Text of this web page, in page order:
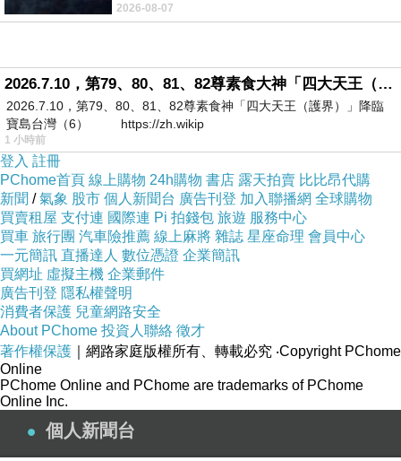
★保護私密處 遠離坐立難安
個人整整齊齊地站在鏡框之外，如同
2026-08-07
2026.7.10，第79、80、81、82尊素食大神「四大天王（護界）」降臨寶島台灣（6）
2026.7.10，第79、80、81、82尊素食神「四大天王（護界）」降臨
寶島台灣（6） https://zh.wikip
1 小時前
登入 註冊
PChome首頁 線上購物 24h購物 書店 露天拍賣 比比昂代購
新聞 /氣象 股市 個人新聞台 廣告刊登 加入聯播網 全球購物
買賣租屋 支付連 國際連 Pi 拍錢包 旅遊 服務中心
買車 旅行團 汽車險推薦 線上麻將 雜誌 星座命理 會員中心
一元簡訊 直播達人 數位憑證 企業簡訊
買網址 虛擬主機 企業郵件
廣告刊登 隱私權聲明
消費者保護 兒童網路安全
About PChome 投資人聯絡 徵才
著作權保護 ｜網路家庭版權所有、轉載必究 ‧Copyright PChome
Online
PChome Online and PChome are trademarks of PChome
Online Inc.
個人新聞台